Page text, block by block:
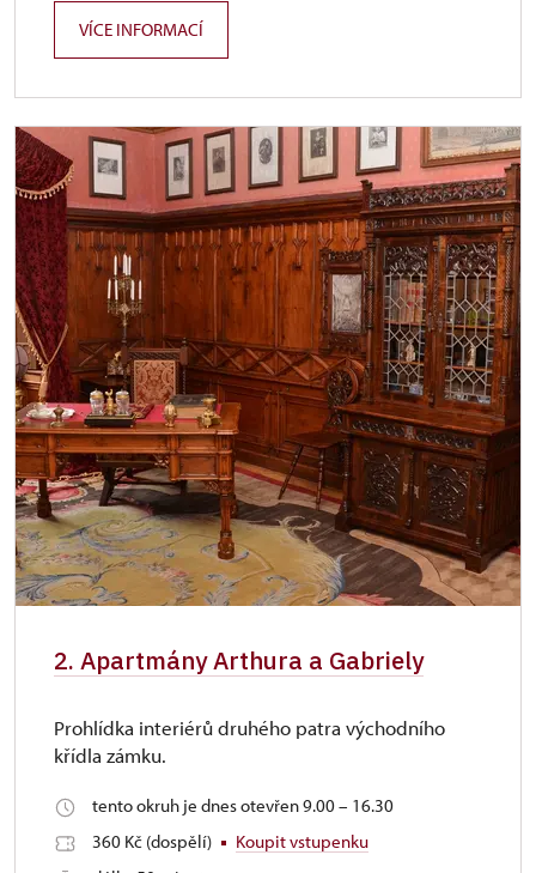
VÍCE INFORMACÍ
2. Apartmány Arthura a Gabriely
Prohlídka interiérů druhého patra východního
křídla zámku.
tento okruh je dnes otevřen 9.00 – 16.30
360 Kč (dospělí)
Koupit vstupenku